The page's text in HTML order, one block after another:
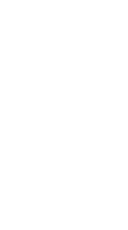
pravo
U svakom
grupe lica zbog
Arena news
Beograd
Sajt
dobroj nameri i
Arena news
krše pravila